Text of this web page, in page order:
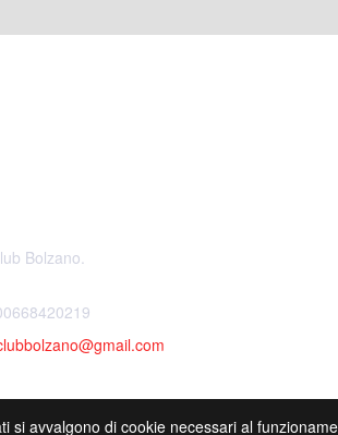
Bolzano.
si avvalgono di cookie necessari al